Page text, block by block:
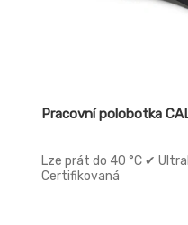
Pracovní polobotka
Lze prát do 40 °C ✔
Certifikovaná